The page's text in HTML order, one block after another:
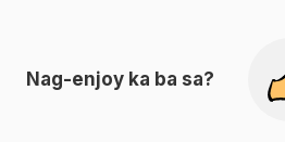
Nag-enjoy ka ba sa?